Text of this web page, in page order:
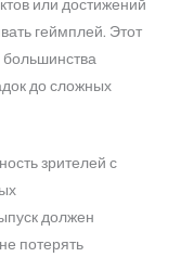
или достижений
геймплей. Этот
до сложных
зрителей с
должен
потерять